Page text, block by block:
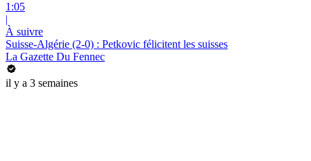
1:05
|
À suivre
Suisse-Algérie (2-0) : Petkovic félicitent les suisses
La Gazette Du Fennec
il y a 3 semaines